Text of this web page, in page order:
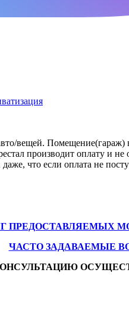
вещей.
производит оплату и не
что если оплата не
ПРЕДОСТАВЛЯЕМЫХ
ЧАСТО ЗАДАВАЕМЫЕ